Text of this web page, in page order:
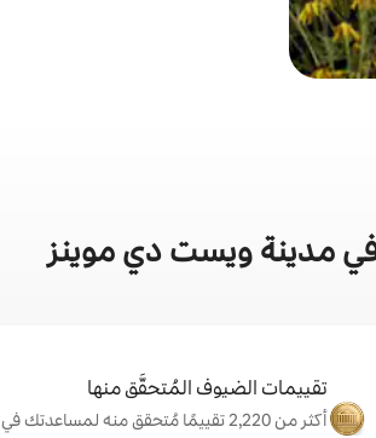
مدينة ويست دي موينز
تقييمات الضيوف المُتحقَّق منها
أكثر من 2,220 تقييمًا مُتحقق منه لمساعدتك في